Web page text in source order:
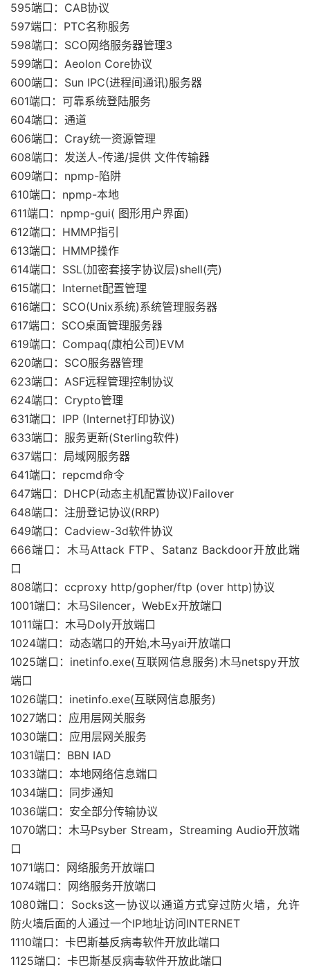
595端口：CAB协议
597端口：PTC名称服务
598端口：SCO网络服务器管理3
599端口：Aeolon Core协议
600端口：Sun IPC(进程间通讯)服务器
601端口：可靠系统登陆服务
604端口：通道
606端口：Cray统一资源管理
608端口：发送人-传递/提供 文件传输器
609端口：npmp-陷阱
610端口：npmp-本地
611端口：npmp-gui( 图形用户界面)
612端口：HMMP指引
613端口：HMMP操作
614端口：SSL(加密套接字协议层)shell(壳)
615端口：Internet配置管理
616端口：SCO(Unix系统)系统管理服务器
617端口：SCO桌面管理服务器
619端口：Compaq(康柏公司)EVM
620端口：SCO服务器管理
623端口：ASF远程管理控制协议
624端口：Crypto管理
631端口：IPP (Internet打印协议)
633端口：服务更新(Sterling软件)
637端口：局域网服务器
641端口：repcmd命令
647端口：DHCP(动态主机配置协议)Failover
648端口：注册登记协议(RRP)
649端口：Cadview-3d软件协议
666端口：木马Attack FTP、Satanz Backdoor开放此端
口
808端口：ccproxy http/gopher/ftp (over http)协议
1001端口：木马Silencer，WebEx开放端口
1011端口：木马Doly开放端口
1024端口：动态端口的开始,木马yai开放端口
1025端口：inetinfo.exe(互联网信息服务)木马netspy开放
端口
1026端口：inetinfo.exe(互联网信息服务)
1027端口：应用层网关服务
1030端口：应用层网关服务
1031端口：BBN IAD
1033端口：本地网络信息端口
1034端口：同步通知
1036端口：安全部分传输协议
1070端口：木马Psyber Stream，Streaming Audio开放端
口
1071端口：网络服务开放端口
1074端口：网络服务开放端口
1080端口：Socks这一协议以通道方式穿过防火墙，允许
防火墙后面的人通过一个IP地址访问INTERNET
1110端口：卡巴斯基反病毒软件开放此端口
1125端口：卡巴斯基反病毒软件开放此端口